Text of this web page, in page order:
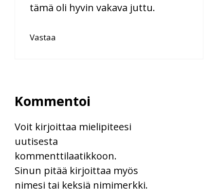
tämä oli hyvin vakava juttu.
Vastaa
Kommentoi
Voit kirjoittaa mielipiteesi
uutisesta
kommenttilaatikkoon.
Sinun pitää kirjoittaa myös
nimesi tai keksiä nimimerkki.